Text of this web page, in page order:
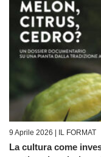
9 Aprile 2026 | IL FORMAT
La cultura come